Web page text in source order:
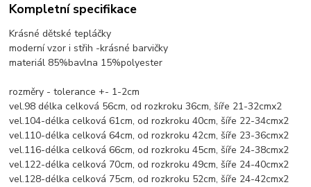
Kompletní specifikace
Krásné dětské tepláčky
moderní vzor i střih -krásné barvičky
materiál 85%bavlna 15%polyester
rozměry - tolerance +- 1-2cm
vel.98 délka celková 56cm, od rozkroku 36cm, šíře 21-32cmx2
vel.104-délka celková 61cm, od rozkroku 40cm, šíře 22-34cmx2
vel.110-délka celková 64cm, od rozkroku 42cm, šíře 23-36cmx2
vel.116-délka celková 66cm, od rozkroku 45cm, šíře 24-38cmx2
vel.122-délka celková 70cm, od rozkroku 49cm, šíře 24-40cmx2
vel.128-délka celková 75cm, od rozkroku 52cm, šíře 24-42cmx2